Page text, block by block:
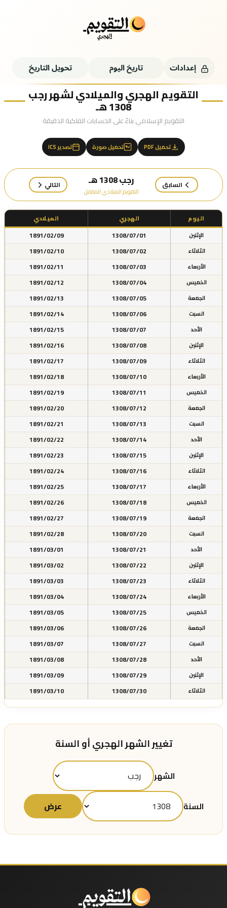
إعدادات تاريخ اليوم تحويل التاريخ
التقويم الهجري والميلادي لشهر رجب
1308 هـ
التقويم الإسلامي بناءً على الحسابات الفلكية الدقيقة
تحميل PDF تحميل صورة تصدير ICS
السابق رجب 1308 هـ
التقويم الميلادي المقابل
التالي
اليوم الهجري
الميلادي
الإثنين
1308/07/01
1891/02/09
الثلاثاء 1308/07/02
1891/02/10
الأربعاء 1308/07/03
1891/02/11
الخميس 1308/07/04
1891/02/12
الجمعة 1308/07/05
1891/02/13
السبت 1308/07/06
1891/02/14
الأحد 1308/07/07
1891/02/15
الإثنين 1308/07/08
1891/02/16
الثلاثاء 1308/07/09
1891/02/17
الأربعاء 1308/07/10
1891/02/18
الخميس 1308/07/11
1891/02/19
الجمعة 1308/07/12
1891/02/20
السبت 1308/07/13
1891/02/21
الأحد 1308/07/14
1891/02/22
الإثنين 1308/07/15
1891/02/23
الثلاثاء 1308/07/16
1891/02/24
الأربعاء 1308/07/17
1891/02/25
الخميس 1308/07/18
1891/02/26
الجمعة 1308/07/19
1891/02/27
السبت 1308/07/20
1891/02/28
الأحد 1308/07/21
1891/03/01
الإثنين 1308/07/22
1891/03/02
الثلاثاء 1308/07/23
1891/03/03
الأربعاء 1308/07/24
1891/03/04
الخميس 1308/07/25
1891/03/05
الجمعة 1308/07/26
1891/03/06
السبت 1308/07/27
1891/03/07
الأحد 1308/07/28
1891/03/08
الإثنين 1308/07/29
1891/03/09
الثلاثاء 1308/07/30
1891/03/10
تغيير الشهر الهجري أو السنة
الشهر
السنة عرض